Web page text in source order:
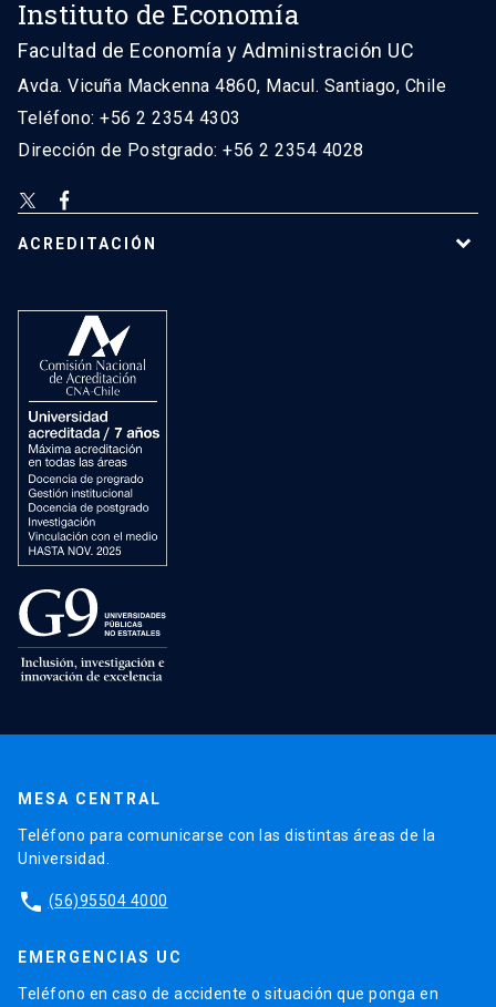
Instituto de Economía
Facultad de Economía y Administración UC
Avda. Vicuña Mackenna 4860, Macul. Santiago, Chile
Teléfono: +56 2 2354 4303
Dirección de Postgrado: +56 2 2354 4028
ACREDITACIÓN
MESA CENTRAL
Teléfono para comunicarse con las distintas áreas de la
Universidad.
phone (56)95504 4000
EMERGENCIAS UC
Teléfono en caso de accidente o situación que ponga en